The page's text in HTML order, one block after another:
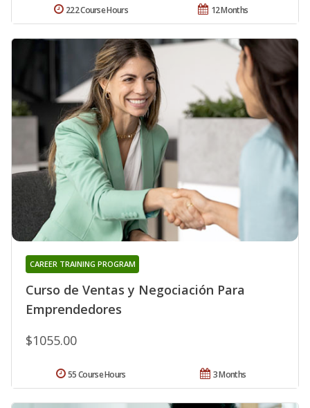
12 Months
222 Course Hours
Curso de Ventas y Negociación Para
Emprendedores
CAREER TRAINING PROGRAM
$1055.00
3 Months
55 Course Hours